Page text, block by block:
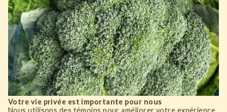
Votre vie privée est importante pour nous
Nous utilisons des témoins pour améliorer votre expérience